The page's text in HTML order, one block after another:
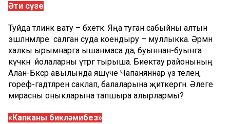
Әти сүзе
Туйда тәлинкә вату – бәхеткә. Яңа туган сабыйны алтын
эшләнмәләре салган суда коендыру – муллыкка. Әрмән
халкы ырымнарга ышанмаса да, буыннан-буынга
күчкән йолаларны үтәргә тырыша. Биектау районының
Алан-Бәксәр авылында яшәүче Чапаняннар үз телен,
гореф-гадәтләрен саклап, балаларына җиткергән. Әлеге
мирасны оныкларына тапшыра алырлармы?
«Капканы бикләмибез»